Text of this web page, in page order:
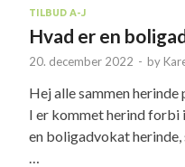
TILBUD A-J
Hvad er en
20. december 2022 - by
Hej alle sammen
I er kommet herind forbi
en boligadvokat
…